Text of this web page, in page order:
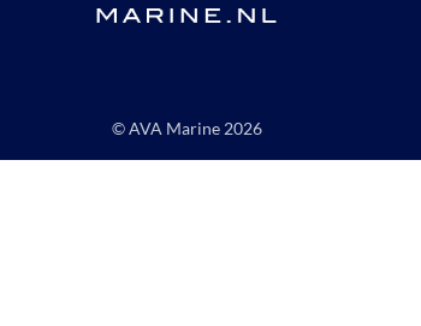
© AVA Marine2026